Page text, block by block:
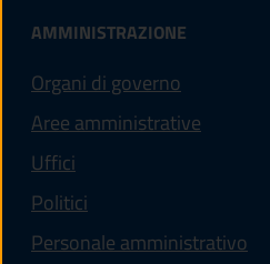
AMMINISTRAZIONE
Organi di governo
Aree amministrative
Uffici
Politici
Personale amministrativo